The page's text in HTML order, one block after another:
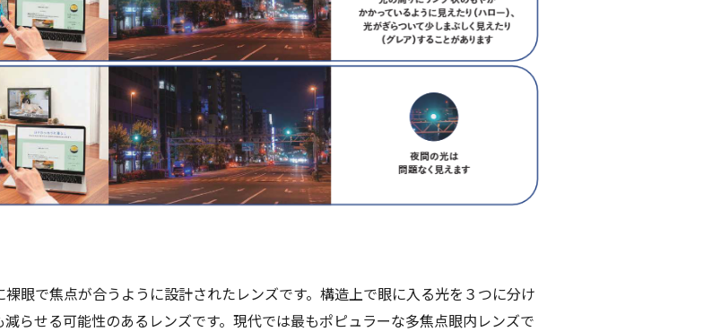
眼で焦点が合うように設計されたレンズです。構造上で眼に入る光を３つに分け
らせる可能性のあるレンズです。現代では最もポピュラーな多焦点眼内レンズで